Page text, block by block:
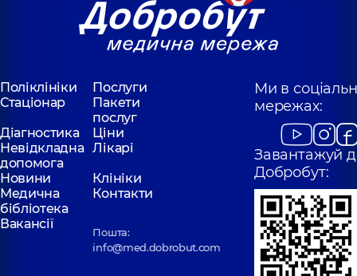
Поліклініки
Послуги
Стаціонар
Пакети
послуг
Діагностика
Ціни
Невідкладна
допомога
Лікарі
Новини
Клініки
Медична
бібліотека
Контакти
Вакансії
Пошта:
info@med.dobrobut.com
Ми в
мережах:
Завантажуй
Добробут: